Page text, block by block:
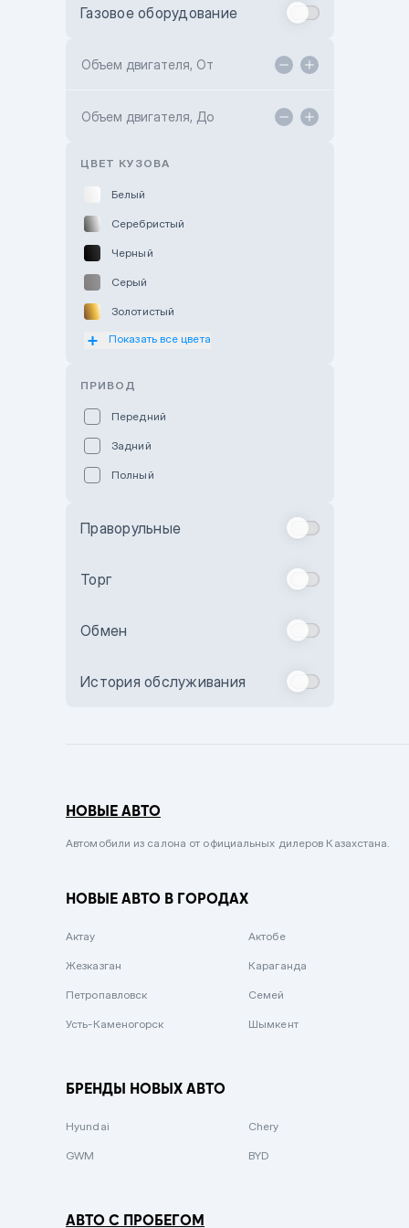
Toyota Kokshetau
Hyundai ShymCity
Газовое оборудование
Объем двигателя, От
Объем двигателя, До
ЦВЕТ КУЗОВА
Белый
Серебристый
Черный
Серый
Золотистый
Оранжевый
Бежевый
Комбинированный
Сиреневый металлик
Вишневый
Зеленый металлик
Показать все цвета
ПРИВОД
Передний
Задний
Полный
Праворульные
Торг
Обмен
История обслуживания
НОВЫЕ АВТО
Автомобили из салона от официальных дилеров Казахстана.
НОВЫЕ АВТО В ГОРОДАХ
Актау Актобе
Жезказган Караганда
Петропавловск Семей
Усть-Каменогорск Шымкент
БРЕНДЫ НОВЫХ АВТО
Hyundai Chery
GWM BYD
АВТО С ПРОБЕГОМ